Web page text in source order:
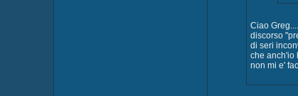
Ciao
discorso
di seri
che anch'io
non mi e'